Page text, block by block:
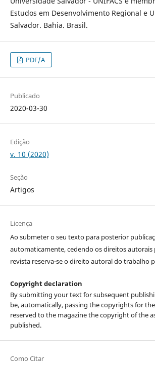
Estudos em Desenvolvimento Regional e
Salvador. Bahia. Brasil.
PDF/A
Publicado
2020-03-30
Edição
v. 10 (2020)
Seção
Artigos
Licença
Ao submeter o seu texto para posterior
automaticamente, cedendo os direitos autorais
revista reserva-se o direito autoral do trabalho
Copyright declaration
By submitting your text for subsequent
be, automatically, passing the copyrights for
reserved to the magazine the copyright of the
published.
Como Citar